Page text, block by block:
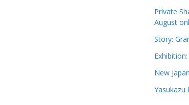
Private
August
Story:
New
Yasukazu